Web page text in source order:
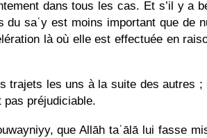
dans tous les cas. Et s’il y a
du saʿy est moins important que de
là où elle est effectuée en
trajets les uns à la suite des autres
pas préjudiciable.
que Allāh taʿālā lui fasse